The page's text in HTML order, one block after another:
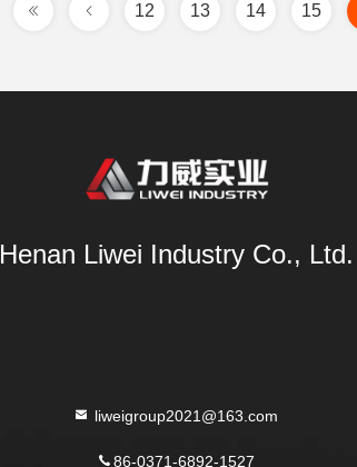
12 13 14 15
Henan Liwei Industry Co., Ltd.
liweigroup2021@163.com
86-0371-6892-1527